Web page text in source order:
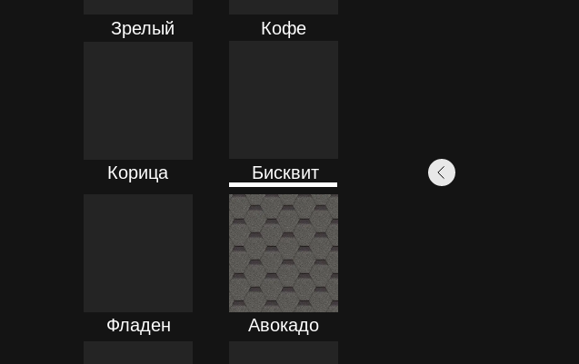
Зрелый
Кофе
Бисквит
Авокадо
Фладен
Корица
ПОДРОБНЕЕ